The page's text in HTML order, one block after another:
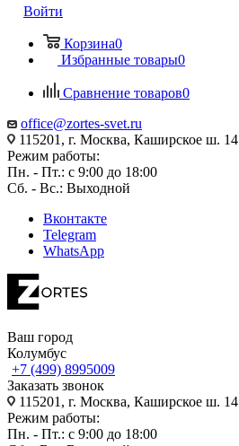
Войти
Корзина0
Избранные товары0
Сравнение товаров0
office@zortes-svet.ru
115201, г. Москва, Каширское ш. 14
Режим работы:
Пн. - Пт.: с 9:00 до 18:00
Сб. - Вс.: Выходной
Вконтакте
Telegram
WhatsApp
Ваш город
Колумбус
+7 (499) 8995009
Заказать звонок
115201, г. Москва, Каширское ш. 14
Режим работы:
Пн. - Пт.: с 9:00 до 18:00